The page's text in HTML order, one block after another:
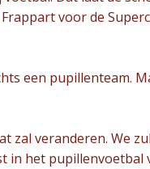
voor de
een pupillenteam.
zal veranderen. We
in het